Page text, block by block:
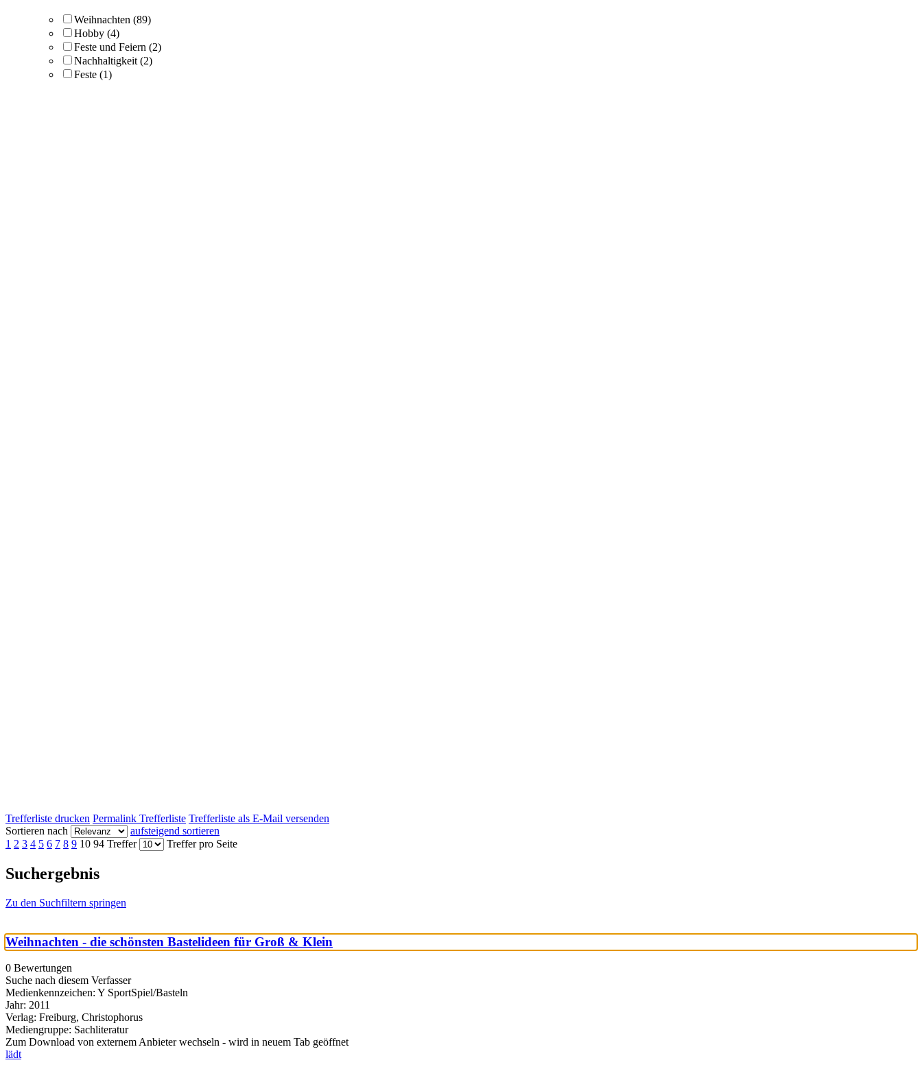
Weihnachten (89)
Hobby (4)
Feste und Feiern (2)
Nachhaltigkeit (2)
Feste (1)
Trefferliste drucken Permalink Trefferliste Trefferliste als E-Mail versenden
Sortieren nach
aufsteigend sortieren
1 2 3 4 5 6 7 8 9 10 94 Treffer Treffer pro Seite
Suchergebnis
Zu den Suchfiltern springen
Weihnachten - die schönsten Bastelideen für Groß & Klein
0 Bewertungen
Suche nach diesem Verfasser
Medienkennzeichen: Y SportSpiel/Basteln
Jahr: 2011
Verlag: Freiburg, Christophorus
Mediengruppe: Sachliteratur
Zum Download von externem Anbieter wechseln - wird in neuem Tab geöffnet
lädt